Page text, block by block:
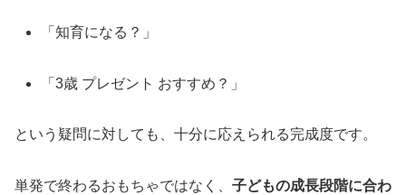
「知育になる？」
「3歳 プレゼント おすすめ？」
という疑問に対しても、十分に応えられる完成度です。
単発で終わるおもちゃではなく、 子どもの成長段階に合わ